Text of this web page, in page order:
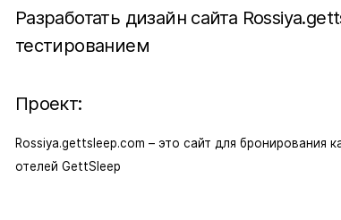
Разработать дизайн сайта
тестированием
Проект:
Rossiya.gettsleep.com – это сайт для бронирования
отелей GettSleep